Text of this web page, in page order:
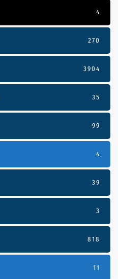
4
270
3904
35
99
4
39
3
818
11